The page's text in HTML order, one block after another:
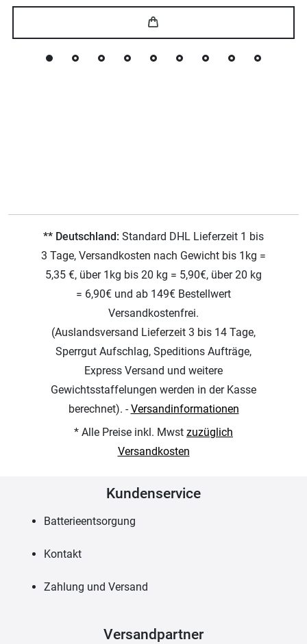
** Deutschland: Standard DHL Lieferzeit 1 bis
3 Tage, Versandkosten nach Gewicht bis 1kg =
5,35 €, über 1kg bis 20 kg = 5,90€, über 20 kg
= 6,90€ und ab 149€ Bestellwert
Versandkostenfrei.
(Auslandsversand Lieferzeit 3 bis 14 Tage,
Sperrgut Aufschlag, Speditions Aufträge,
Express Versand und weitere
Gewichtsstaffelungen werden in der Kasse
berechnet). -Versandinformationen
* Alle Preise inkl. Mwst zuzüglich
Versandkosten
Kundenservice
Batterieentsorgung
Kontakt
Zahlung und Versand
Versandpartner